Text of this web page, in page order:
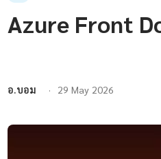
Azure Front
อ.บอม 29 May 2026